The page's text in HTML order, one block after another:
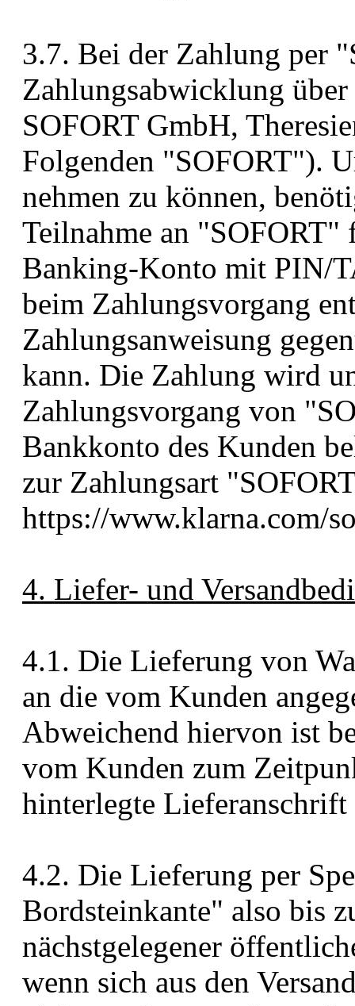
3.7. Bei der Zahlung per
Zahlungsabwicklung
SOFORT GmbH,
Folgenden "SOFORT").
nehmen zu können,
Teilnahme an "SOFORT"
Banking-Konto mit PIN/
beim Zahlungsvorgang
Zahlungsanweisung
kann. Die Zahlung wird
Zahlungsvorgang von
Bankkonto des Kunden
zur Zahlungsart
https://www.klarna.com/
4. Liefer- und
4.1. Die Lieferung von
an die vom Kunden
Abweichend hiervon ist
vom Kunden zum
hinterlegte
4.2. Die Lieferung per
Bordsteinkante" also bis
nächstgelegener
wenn sich aus den